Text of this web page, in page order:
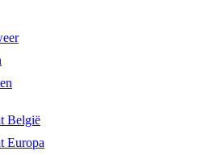
België
Europa